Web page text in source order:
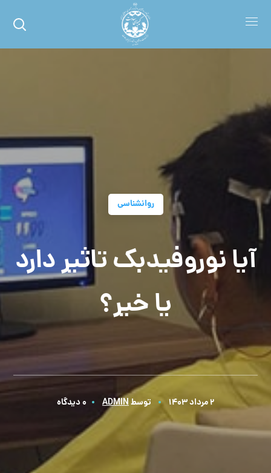
روانشناسی
آیا نوروفیدبک تاثیر دارد
یا خیر؟
2 مرداد 1403 توسطADMIN 0 دیدگاه